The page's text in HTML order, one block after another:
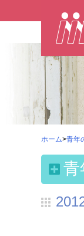
ホーム>青年
青